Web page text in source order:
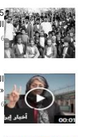
6 أغسطس 2026
6 أغسطس 2026